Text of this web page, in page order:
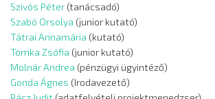
Szivós Péter (tanácsadó)
Szabó Orsolya (junior kutató)
Tátrai Annamária (kutató)
Tomka Zsófia (junior kutató)
Molnár Andrea (pénzügyi ügyintéző)
Gonda Ágnes (Irodavezető)